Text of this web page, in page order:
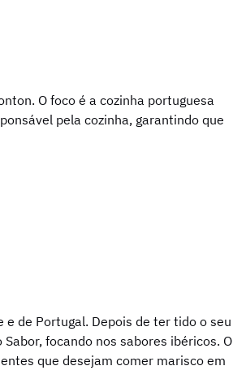
O foco é a cozinha portuguesa
pela cozinha, garantindo que
de Portugal. Depois de ter tido o seu
focando nos sabores ibéricos. O
que desejam comer marisco em